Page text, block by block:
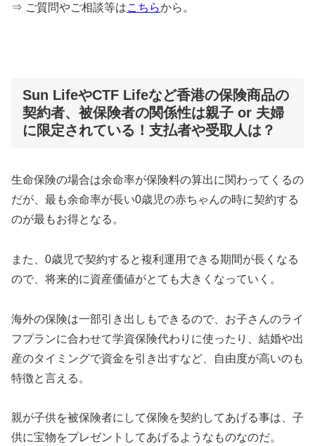
⇒ ご質問やご相談等はこちらから。
Sun LifeやCTF Lifeなど香港の保険商品の
契約者、被保険者の関係性は親子 or 夫婦
に限定されている！支払者や受取人は？
生命保険の場合は余命率が保険料の算出に関わってくるの
だが、最も余命率が長い0歳児の赤ちゃんの時に契約する
のが最もお得となる。
また、0歳児で契約すると複利運用できる期間が長くなる
ので、将来的に資産価値がとても大きくなっていく。
海外の保険は一部引き出しもできるので、お子さんのライ
フプランに合わせて学資保険代わりに使ったり、結婚や出
産のタイミングで資金を引き出すなど、自由度が高いのも
特徴と言える。
親が子供を被保険者にして保険を契約してあげる事は、子
供に宝物をプレゼントしてあげるようなものなのだ。